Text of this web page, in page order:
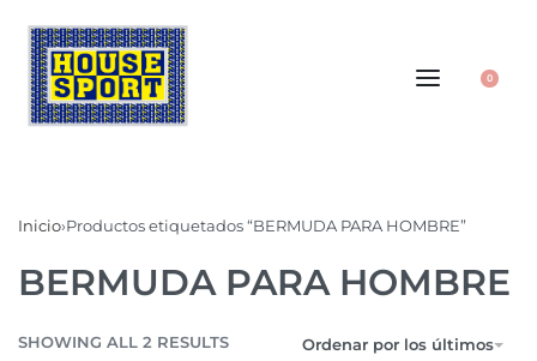
0
Inicio›Productos etiquetados “BERMUDA PARA HOMBRE”
BERMUDA PARA HOMBRE
SHOWING ALL 2 RESULTS Ordenar por los últimos